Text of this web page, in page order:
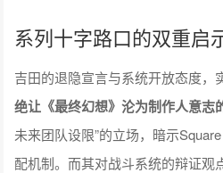
系列十字路口的双重启
吉田的退隐宣言与系统开放态度，
绝让《最终幻想》沦为制作人意志
未来团队设限”的立场，暗示
配机制。而其对战斗系统的辩证观